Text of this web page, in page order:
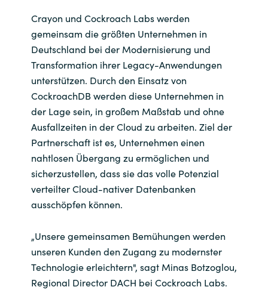
Crayon und Cockroach Labs werden
gemeinsam die größten Unternehmen in
Deutschland bei der Modernisierung und
Transformation ihrer Legacy-Anwendungen
unterstützen. Durch den Einsatz von
CockroachDB werden diese Unternehmen in
der Lage sein, in großem Maßstab und ohne
Ausfallzeiten in der Cloud zu arbeiten. Ziel der
Partnerschaft ist es, Unternehmen einen
nahtlosen Übergang zu ermöglichen und
sicherzustellen, dass sie das volle Potenzial
verteilter Cloud-nativer Datenbanken
ausschöpfen können.
„Unsere gemeinsamen Bemühungen werden
unseren Kunden den Zugang zu modernster
Technologie erleichtern", sagt Minas Botzoglou,
Regional Director DACH bei Cockroach Labs.